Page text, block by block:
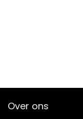
Over ons